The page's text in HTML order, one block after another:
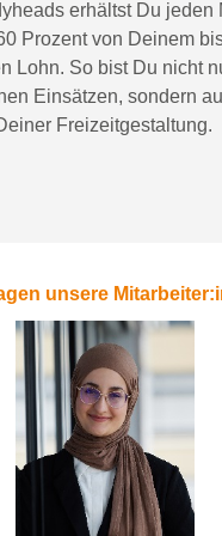
erhältst Du jeden
Prozent von Deinem
Lohn. So bist Du nicht
Einsätzen, sondern
Freizeitgestaltung.
unsere